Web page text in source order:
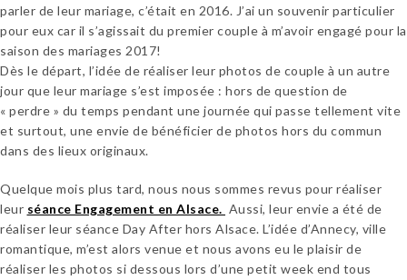
parler de leur mariage, c’était en 2016. J’ai un souvenir particulier
pour eux car il s’agissait du premier couple à m’avoir engagé pour la
saison des mariages 2017!
Dès le départ, l’idée de réaliser leur photos de couple à un autre
jour que leur mariage s’est imposée : hors de question de
« perdre » du temps pendant une journée qui passe tellement vite
et surtout, une envie de bénéficier de photos hors du commun
dans des lieux originaux.
Quelque mois plus tard, nous nous sommes revus pour réaliser
leur séance Engagement en Alsace. Aussi, leur envie a été de
réaliser leur séance Day After hors Alsace. L’idée d’Annecy, ville
romantique, m’est alors venue et nous avons eu le plaisir de
réaliser les photos si dessous lors d’une petit week end tous